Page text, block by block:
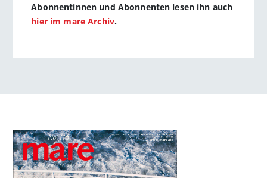
Abonnentinnen und Abonnenten lesen ihn auch
hier im mare Archiv.